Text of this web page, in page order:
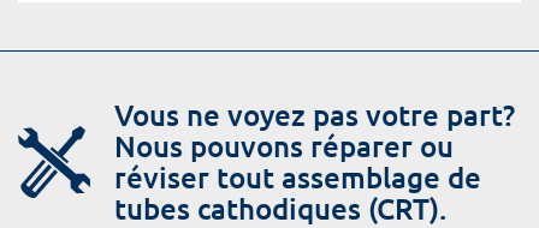
Vous ne voyez pas votre part?
Nous pouvons réparer ou
réviser tout assemblage de
tubes cathodiques (CRT).